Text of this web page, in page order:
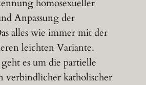
homosexueller
Anpassung der
alles wie immer mit der
leichten Variante.
es um die partielle
verbindlicher katholischer